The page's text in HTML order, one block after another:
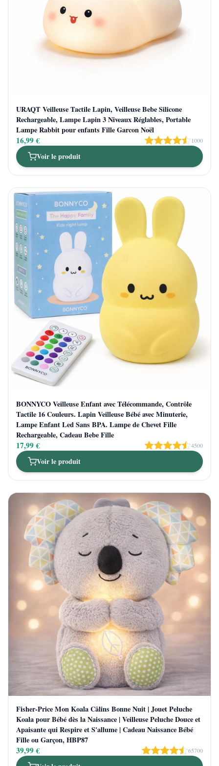
URAQT Veilleuse Tactile Lapin, Veilleuse Bebe Silicone
Rechargeable, Lampe Lapin 3 Niveaux Réglables, Portable
Lampe Rabbit pour enfants Fille Garcon Noël
16,99 € 1000
Voir le produit
BONNYCO Veilleuse Enfant avec Télécommande, Contrôle
Tactile 16 Couleurs. Lapin Veilleuse Bébé avec Minuterie,
Lampe Enfant Led Sans BPA. Lampe de Chevet Fille
Rechargeable, Cadeau Bebe Fille
17,99 € 4500
Voir le produit
Fisher-Price Mon Koala Câlins Bonne Nuit | Jouet Peluche
Koala pour Bébé dès la Naissance | Veilleuse Peluche Douce et
Apaisante qui Respire et S'allume | Cadeau Naissance Bébé
Fille ou Garçon, HBP87
39,99 € 65700